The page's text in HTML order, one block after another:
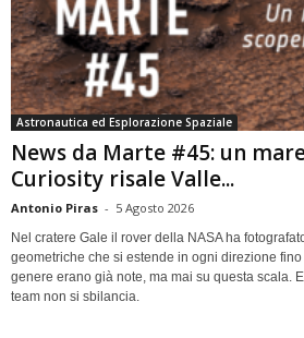
Astronautica ed Esplorazione Spaziale
News da Marte #45: un
Curiosity risale Valle...
Antonio Piras - 5 Agosto 2026
Nel cratere Gale il rover della NASA ha
geometriche che si estende in ogni direzione
genere erano già note, ma mai su questa scala.
team non si sbilancia.